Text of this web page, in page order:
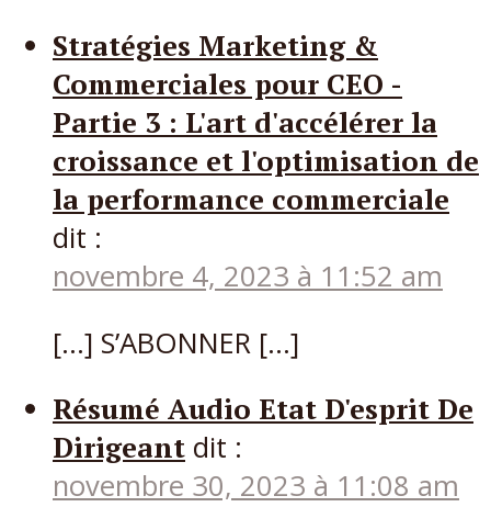
Stratégies Marketing &
Commerciales pour CEO -
Partie 3 : L'art d'accélérer la
croissance et l'optimisation de
la performance commerciale
dit :
novembre 4, 2023 à 11:52 am
[…] S’ABONNER […]
Résumé Audio Etat D'esprit De
Dirigeant dit :
novembre 30, 2023 à 11:08 am